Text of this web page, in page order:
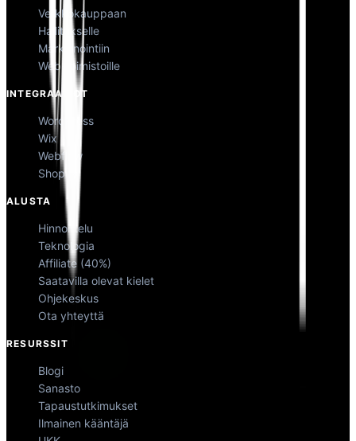
Verkkokauppaan
Hallitukselle
Markkinointiin
Web-toimistoille
INTEGRAATIOT
WordPress
Wix
Webflow
Shopify
ALUSTA
Hinnoittelu
Teknologia
Affiliate (40%)
Saatavilla olevat kielet
Ohjekeskus
Ota yhteyttä
RESURSSIT
Blogi
Sanasto
Tapaustutkimukset
Ilmainen kääntäjä